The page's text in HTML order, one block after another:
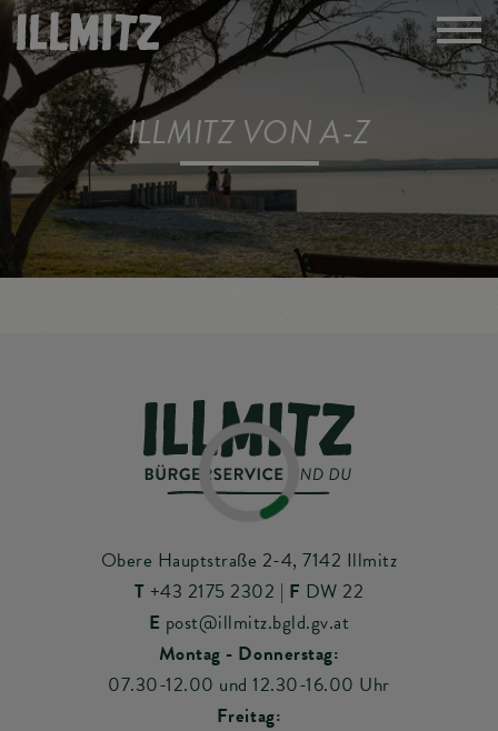
ILLMITZ VON A-Z
Obere Hauptstraße 2-4, 7142 Illmitz
T +43 2175 2302 | F DW 22
E post@illmitz.bgld.gv.at
Montag - Donnerstag:
07.30-12.00 und 12.30-16.00 Uhr
Freitag: